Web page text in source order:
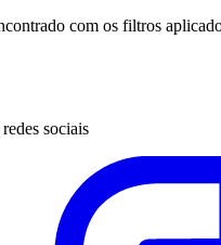
com os filtros
sociais